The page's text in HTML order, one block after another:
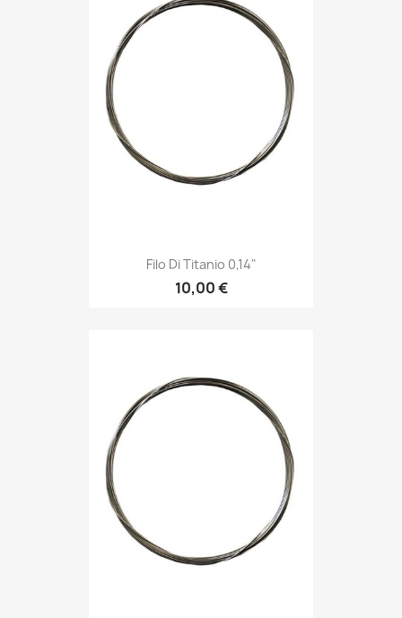
Filo Di Titanio 0,14"
10,00 €